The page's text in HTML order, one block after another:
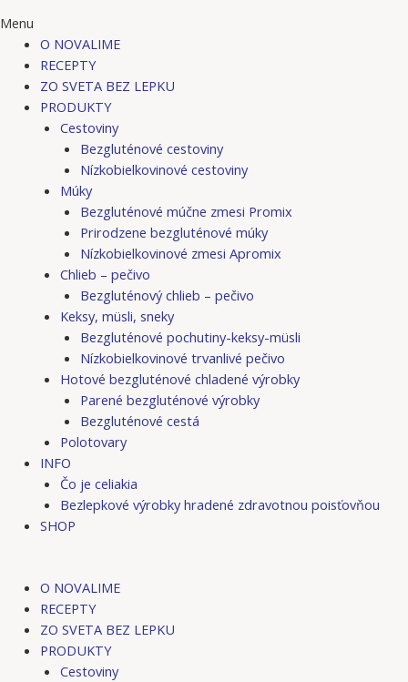
Menu
O NOVALIME
RECEPTY
ZO SVETA BEZ LEPKU
PRODUKTY
Cestoviny
Bezgluténové cestoviny
Nízkobielkovinové cestoviny
Múky
Bezgluténové múčne zmesi Promix
Prirodzene bezgluténové múky
Nízkobielkovinové zmesi Apromix
Chlieb – pečivo
Bezgluténový chlieb – pečivo
Keksy, müsli, sneky
Bezgluténové pochutiny-keksy-müsli
Nízkobielkovinové trvanlivé pečivo
Hotové bezgluténové chladené výrobky
Parené bezgluténové výrobky
Bezgluténové cestá
Polotovary
INFO
Čo je celiakia
Bezlepkové výrobky hradené zdravotnou poisťovňou
SHOP
O NOVALIME
RECEPTY
ZO SVETA BEZ LEPKU
PRODUKTY
Cestoviny